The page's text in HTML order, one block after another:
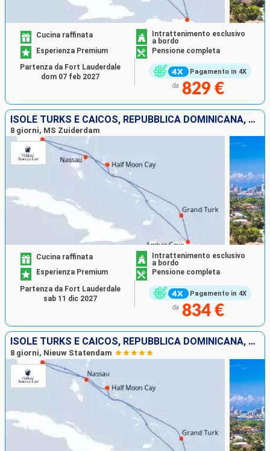
Pagamento in 4X
Cucina raffinata
Intrattenimento esclusivo
a bordo
Esperienza Premium
Pensione completa
da 829 €
Partenza da Fort Lauderdale
dom 07 feb 2027
ISOLE TURKS E CAICOS, REPUBBLICA DOMINICANA, BAHAMAS, STATI UNITI
8 giorni, MS Zuiderdam
Pagamento in 4X
Cucina raffinata
Intrattenimento esclusivo
a bordo
Esperienza Premium
Pensione completa
da 834 €
Partenza da Fort Lauderdale
sab 11 dic 2027
ISOLE TURKS E CAICOS, REPUBBLICA DOMINICANA, BAHAMAS, STATI UNITI
8 giorni, Nieuw Statendam